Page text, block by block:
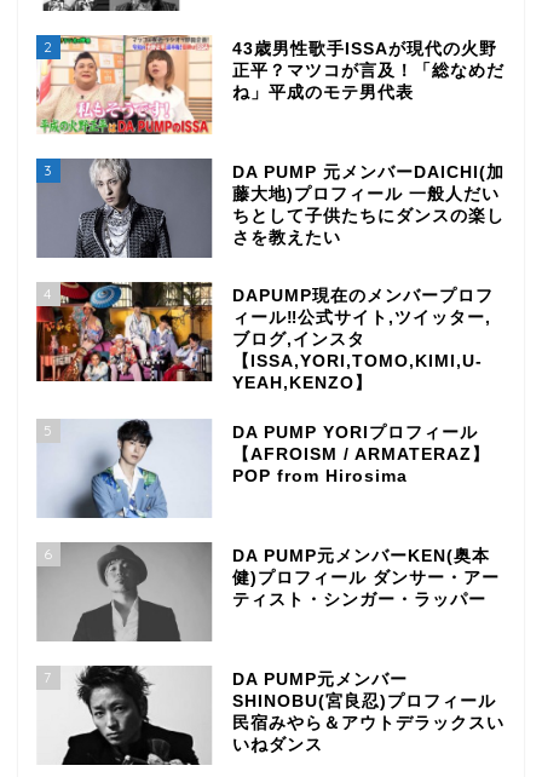
2
43歳男性歌手ISSAが現代の火野
正平？マツコが言及！「総なめだ
ね」平成のモテ男代表
3
DA PUMP 元メンバーDAICHI(加
藤大地)プロフィール 一般人だい
ちとして子供たちにダンスの楽し
さを教えたい
4
DAPUMP現在のメンバープロフ
ィール‼公式サイト,ツイッター,
ブログ,インスタ
【ISSA,YORI,TOMO,KIMI,U-
YEAH,KENZO】
5
DA PUMP YORIプロフィール
【AFROISM / ARMATERAZ】
POP from Hirosima
6
DA PUMP元メンバーKEN(奥本
健)プロフィール ダンサー・アー
ティスト・シンガー・ラッパー
7
DA PUMP元メンバー
SHINOBU(宮良忍)プロフィール
民宿みやら＆アウトデラックスい
いねダンス